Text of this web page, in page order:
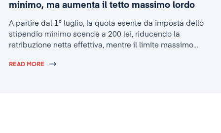
minimo, ma aumenta il tetto massimo lordo
A partire dal 1° luglio, la quota esente da imposta dello
stipendio minimo scende a 200 lei, riducendo la
retribuzione netta effettiva, mentre il limite massimo
lei.
READ MORE